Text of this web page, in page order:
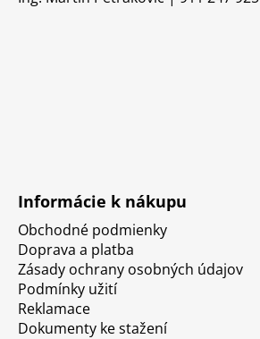
Informácie k nákupu
Obchodné podmienky
Doprava a platba
Zásady ochrany osobných údajov
Podmínky užití
Reklamace
Dokumenty ke stažení